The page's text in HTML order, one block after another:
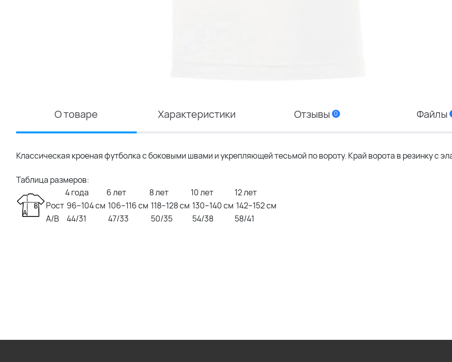
О товаре Характеристики Отзывы 0 Файлы
Классическая кроеная футболка с боковыми швами и укрепляющей тесьмой по вороту. Край ворота в резинку с
Таблица размеров:
4 года
6 лет 8 лет 10 лет
12 лет
Рост 96–104 см 106–116 см 118–128 см 130–140 см 142–152 см
A/B
44/31 47/33 50/35 54/38 58/41